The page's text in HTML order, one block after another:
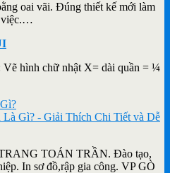
oai vãi. Đúng thiết kế mới làm
việc.…
hình chữ nhật X= dài quần = ¼
Gì? - Giải Thích Chi Tiết và Dễ
TOÁN TRẦN. Đào tạo,
In sơ đồ,rập gia công. VP GÒ